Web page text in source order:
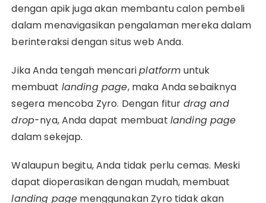
dengan apik juga akan membantu calon pembeli
dalam menavigasikan pengalaman mereka dalam
berinteraksi dengan situs web Anda.
Jika Anda tengah mencariplatform untuk
membuat landing page, maka Anda sebaiknya
segera mencoba Zyro. Dengan fitur drag and
drop-nya, Anda dapat membuat landing page
dalam sekejap.
Walaupun begitu, Anda tidak perlu cemas. Meski
dapat dioperasikan dengan mudah, membuat
landing page menggunakan Zyro tidak akan